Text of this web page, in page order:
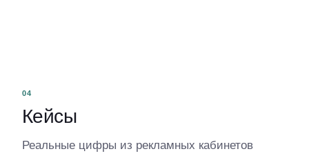
04
Кейсы
Реальные цифры из рекламных кабинетов